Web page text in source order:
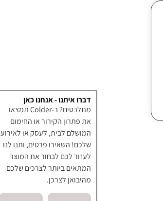
דברו איתנו - אנחנו כאן
מתלבטים? ב-Colder תמצאו
את פתרון הקירור או החימום
המושלם לבית, לעסק או לאירוע
שלכם! השאירו פרטים, ותנו לנו
לעזור לכם לבחור את המוצר
המתאים ביותר לצרכים שלכם
מהיבואן לצרכן.